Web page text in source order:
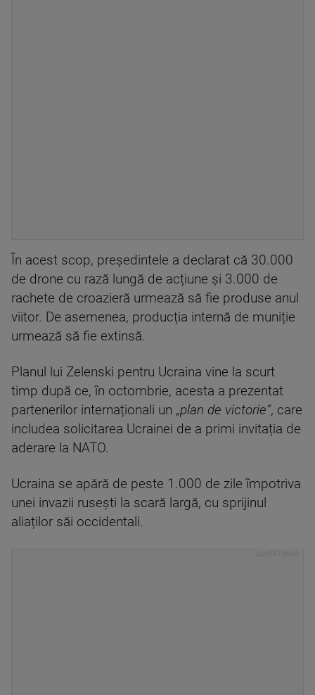
În acest scop, președintele a declarat că 30.000
de drone cu rază lungă de acțiune și 3.000 de
rachete de croazieră urmează să fie produse anul
viitor. De asemenea, producția internă de muniție
urmează să fie extinsă.
Planul lui Zelenski pentru Ucraina vine la scurt
timp după ce, în octombrie, acesta a prezentat
partenerilor internaționali un „plan de victorie”, care
includea solicitarea Ucrainei de a primi invitația de
aderare la NATO.
Ucraina se apără de peste 1.000 de zile împotriva
unei invazii rusești la scară largă, cu sprijinul
aliaților săi occidentali.